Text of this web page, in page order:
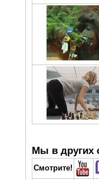
Мы в других
Смотрите!